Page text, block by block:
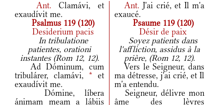
Ant.Clamávi, et
exaudívit me.
Ant. J'ai crié, et Il m'a
exaucé.
Psalmus 119 (120)
Psaume 119 (120)
Desiderium pacis
Désir de paix
In tribulatione
patientes, orationi
instantes (Rom 12, 12).
Soyez patients dans
l'affliction, assidus à la
prière, (Rom 12, 12).
Ad Dóminum, cum
tribulárer, clamávi, * et
exaudívit me.
Vers le Seigneur, dans
ma détresse, j'ai crié, et Il
m'a entendu.
Dómine, líbera
ánimam meam a lábiis
Seigneur, délivre mon
âme des lèvres